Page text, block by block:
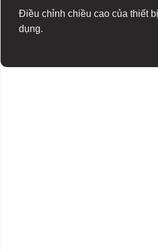
Điều chỉnh chiều cao của thiết
dụng.